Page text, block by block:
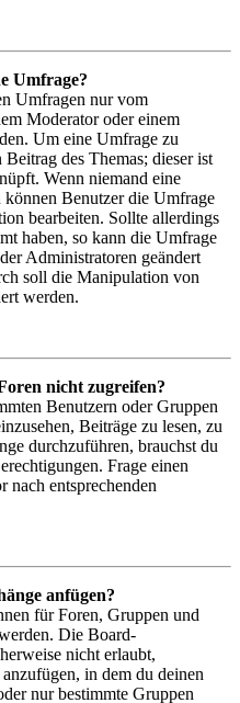
Umfrage?
Umfragen nur vom
Moderator oder einem
Um eine Umfrage zu
Beitrag des Themas; dieser ist
Wenn niemand eine
können Benutzer die Umfrage
bearbeiten. Sollte allerdings
haben, so kann die Umfrage
Administratoren geändert
soll die Manipulation von
werden.
nicht zugreifen?
Benutzern oder Gruppen
Beiträge zu lesen, zu
durchzuführen, brauchst du
Frage einen
nach entsprechenden
anfügen?
für Foren, Gruppen und
Die Board-
nicht erlaubt,
in dem du deinen
nur bestimmte Gruppen